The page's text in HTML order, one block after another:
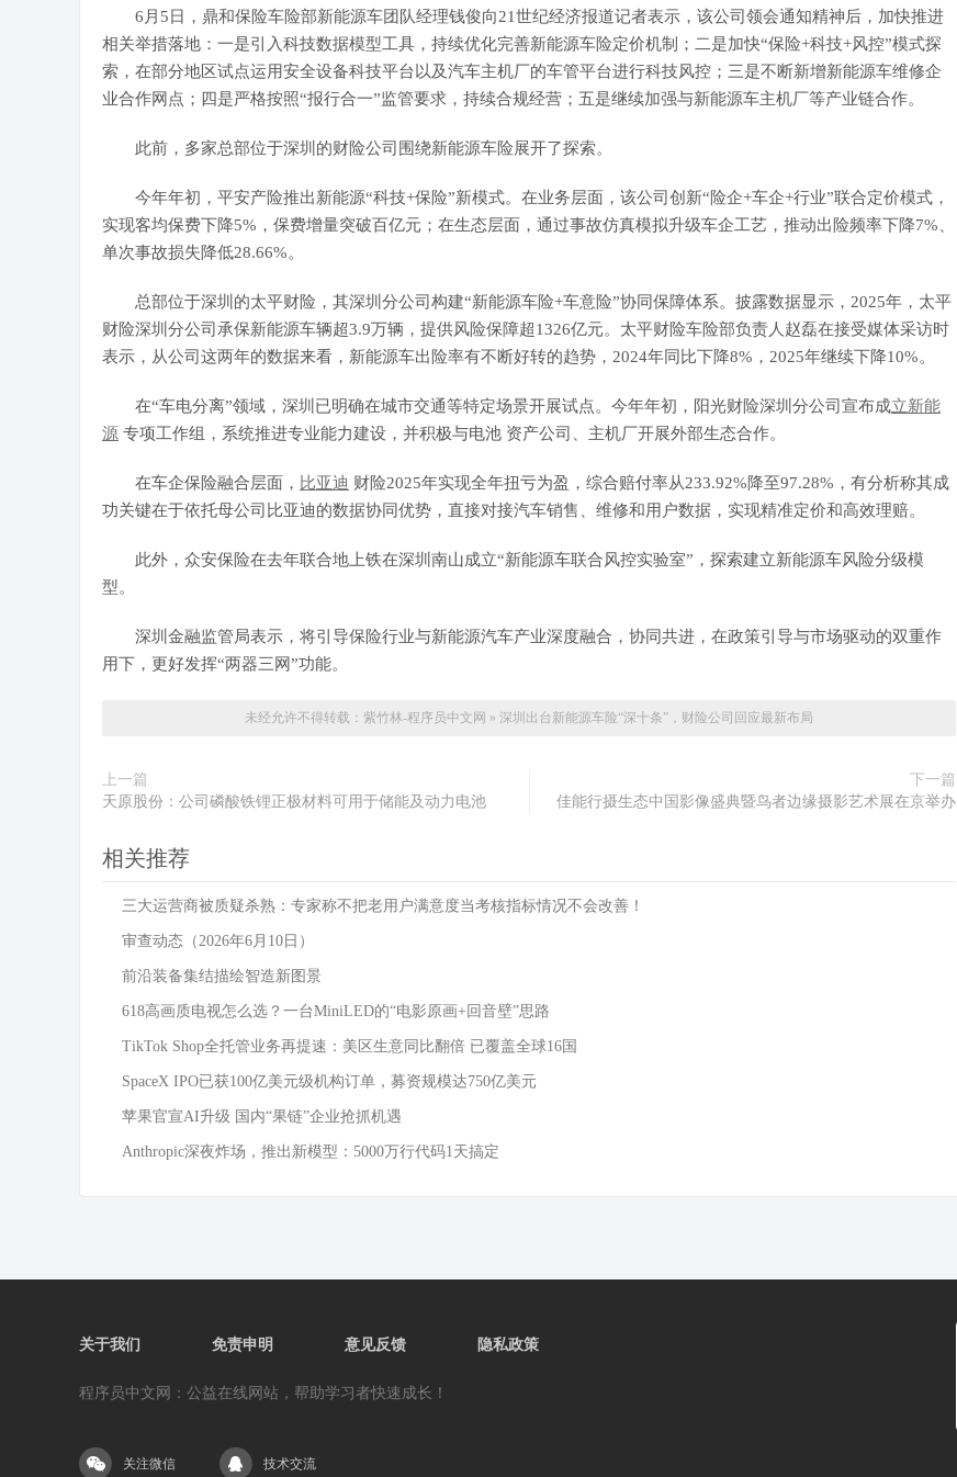
6月5日，鼎和保险车险部新能源车团队经理钱俊向21世纪经济报道记者表示，该公司领会通知精神后，加快推进
相关举措落地：一是引入科技数据模型工具，持续优化完善新能源车险定价机制；二是加快“保险+科技+风控”模式探
索，在部分地区试点运用安全设备科技平台以及汽车主机厂的车管平台进行科技风控；三是不断新增新能源车维修企
业合作网点；四是严格按照“报行合一”监管要求，持续合规经营；五是继续加强与新能源车主机厂等产业链合作。
此前，多家总部位于深圳的财险公司围绕新能源车险展开了探索。
今年年初，平安产险推出新能源“科技+保险”新模式。在业务层面，该公司创新“险企+车企+行业”联合定价模式，
实现客均保费下降5%，保费增量突破百亿元；在生态层面，通过事故仿真模拟升级车企工艺，推动出险频率下降7%、
单次事故损失降低28.66%。
总部位于深圳的太平财险，其深圳分公司构建“新能源车险+车意险”协同保障体系。披露数据显示，2025年，太平
财险深圳分公司承保新能源车辆超3.9万辆，提供风险保障超1326亿元。太平财险车险部负责人赵磊在接受媒体采访时
表示，从公司这两年的数据来看，新能源车出险率有不断好转的趋势，2024年同比下降8%，2025年继续下降10%。
在“车电分离”领域，深圳已明确在城市交通等特定场景开展试点。今年年初，阳光财险深圳分公司宣布成立新能
源 专项工作组，系统推进专业能力建设，并积极与电池 资产公司、主机厂开展外部生态合作。
在车企保险融合层面， 比亚迪 财险2025年实现全年扭亏为盈， 综合赔付率从233.92%降至97.28%，有分析称其成
功关键在于依托母公司 比亚迪的数据协同优势，直接对接汽车销售、维修和用户数据，实现精准定价和高效理赔。
此外，众安保险在去年联合地上铁在深圳南山成立“新能源车联合风控实验室”，探索建立新能源车风险分级模
型。
深圳金融监管局表示，将引导保险行业与新能源汽车产业深度融合，协同共进，在政策引导与市场驱动的双重作
用下，更好发挥“两器三网”功能。
未经允许不得转载： 紫竹林-程序员中文网 » 深圳出台新能源车险“深十条”，财险公司回应最新布局
上一篇
天原股份：公司磷酸铁锂正极材料可用于储能及动力电池
下一篇
佳能行摄生态中国影像盛典暨鸟者边缘摄影艺术展在京举办
相关推荐
三大运营商被质疑杀熟：专家称不把老用户满意度当考核指标情况不会改善！
审查动态（2026年6月10日）
前沿装备集结描绘智造新图景
618高画质电视怎么选？一台MiniLED的“电影原画+回音壁”思路
TikTok Shop全托管业务再提速：美区生意同比翻倍 已覆盖全球16国
SpaceX IPO已获100亿美元级机构订单，募资规模达750亿美元
苹果官宣AI升级 国内“果链”企业抢抓机遇
Anthropic深夜炸场，推出新模型：5000万行代码1天搞定
关于我们 免责申明 意见反馈 隐私政策
程序员中文网：公益在线网站，帮助学习者快速成长！
关注微信 技术交流